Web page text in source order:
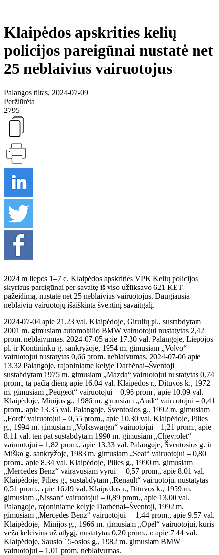
Klaipėdos apskrities kelių
policijos pareigūnai nustatė net
25 neblaivius vairuotojus
Palangos tiltas, 2024-07-09
Peržiūrėta
2795
2024 m liepos 1–7 d. Klaipėdos apskrities VPK Kelių policijos
skyriaus pareigūnai per savaitę iš viso užfiksavo 621 KET
pažeidimą, nustatė net 25 neblaivius vairuotojus. Daugiausia
neblaivių vairuotojų išaiškinta šventinį savaitgalį.
2024-07-04 apie 21.23 val. Klaipėdoje, Girulių pl., sustabdytam
2001 m. gimusiam automobilio BMW vairuotojui nustatytas 2,42
prom. neblaivumas. 2024-07-05 apie 17.30 val. Palangoje, Liepojos
pl. ir Kontininkų g. sankryžoje, 1954 m. gimusiam „Volvo“
vairuotojui nustatytas 0,66 prom. neblaivumas. 2024-07-06 apie
13.32 Palangoje, rajoniniame kelyje Darbėnai–Šventoji,
sustabdytam 1975 m. gimusiam „Mazda“ vairuotojui nustatytas 0,74
prom., tą pačią dieną apie 16.04 val. Klaipėdos r., Dituvos k., 1972
m. gimusiam „Peugeot“ vairuotojui – 0,96 prom., apie 10.09 val.
Klaipėdoje, Minijos g., 1986 m. gimusiam „Audi“ vairuotojui – 0,41
prom., apie 13.35 val. Palangoje, Šventosios g., 1992 m. gimusiam
„Ford“ vairuotojui – 0,55 prom., apie 10.30 val. Klaipėdoje, Pilies
g., 1994 m. gimusiam „Volkswagen“ vairuotojui – 1,21 prom., apie
8.11 val. ten pat sustabdytam 1990 m. gimusiam „Chevrolet“
vairuotojui – 1,82 prom., apie 13.33 val. Palangoje, Šventosios g. ir
Miško g. sankryžoje, 1983 m. gimusiam „Seat“ vairuotojui – 0,80
prom., apie 8.34 val. Klaipėdoje, Pilies g., 1990 m. gimusiam
„Mercedes Benz“ vairavusiam vyrui – 0,57 prom., apie 8.01 val.
Klaipėdoje, Pilies g., sustabdytam „Renault“ vairuotojui nustatytas
0,51 prom., apie 16.49 val. Klaipėdos r., Dituvos k., 1959 m.
gimusiam „Nissan“ vairuotojui – 0,89 prom., apie 13.00 val.
Palangoje, rajoniniame kelyje Darbėnai–Šventoji, 1992 m.
gimusiam „Mercedes Benz“ vairuotojui – 1,44 prom., apie 9.57 val.
Klaipėdoje, Minijos g., 1966 m. gimusiam „Opel“ vairuotojui, kuris
veža keleivius už atlygį, nustatytas 0,20 prom., o apie 7.44 val.
Klaipėdoje, Sausio 15-osios g., 1982 m. gimusiam BMW
vairuotojui – 1,01 prom. neblaivumas.